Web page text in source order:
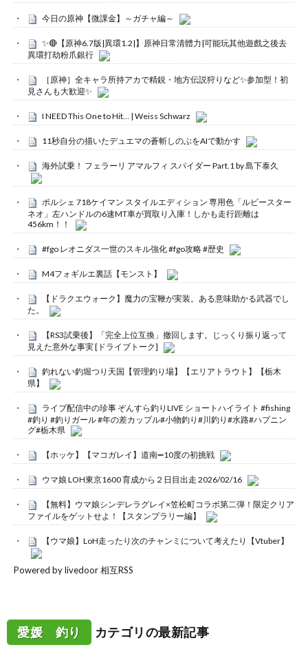
今日の原神【微課金】～ガチャ編～
✨🔴【原神6.7版|異環1.2|】原神日常清體力|可能玩其他遊戲之後去
異環打劫粉爪銀行
［原神］全キャラ所持アカで精鋭・地方伝説狩りなど✨参加型！初
見さんも大歓迎✨
I NEED This One to Hit… | Weiss Schwarz
11秒自分の描いたデュエマの蒼斬しのぶをAIで動かす
海外試乗！ フェラーリ アマルフィ スパイダー Part.1 by 島下泰久
ポルシェ 718ケイマン スタイルエディション 専用色「ルビースター
ネオ」左ハンドルの6速MT車が買取り入庫！しかも走行距離は
456km！！
#fgo レオニダス一世のスキル強化 #fgo攻略 #歴史
M4フォギルエ裏話【モンスト】
【ドラクエウォーク】魔力の宝鞭が実装。ある意味助かる武器でし
た。
【RS3試乗後】「完全上位互換」撤回します。じっくり振り返って
見えた意外な事実 [ドライブトーク]
釣れない釣堀つり天国【管理釣り場】【エリアトラウト】【栃木
県】
ライブ配信中の珍事 ぞんすら釣りLIVE ショートハイライト #fishing
#釣り #釣りガール #年の差カップル#小物釣り#川釣り#水路#ハプニン
グ#栃木県
【ホッケ】【マコガレイ】道南➖10度の初挑戦
ウマ娘 LOH東京1600 育成から２日目出走 2026/02/16
【無料】ウマ娘シンデレラグレイ×笠松町コラボ第二弾！限定クリア
ファイルをゲットせよ！【スタンプラリー編】
【ウマ娘】LoH走ったり次のチャンミについて考えたり【Vtuber】
Powered by livedoor 相互RSS
愛媛 釣り カテゴリの最新記事